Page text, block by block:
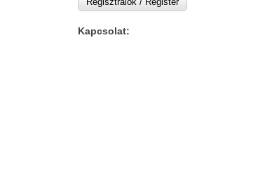
Kapcsolat: